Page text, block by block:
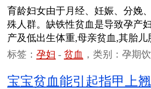
育龄妇女由于月经、妊娠、分娩
殊人群。缺铁性贫血是导致孕产
产及低出生体重,母亲贫血,其胎
标签： 孕妇 - 贫血 ，类别：孕期
宝宝贫血能引起指甲上翘